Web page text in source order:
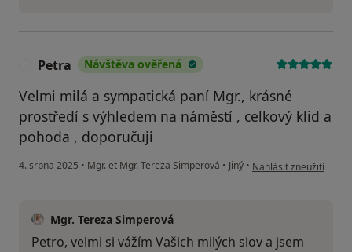
Petra Návštěva ověřená
Velmi milá a sympatická paní Mgr., krásné
prostředí s výhledem na náměstí , celkový klid a
pohoda , doporučuji
4. srpna 2025 • Mgr. et Mgr. Tereza Simperová • Jiný • podle názoru
Nahlásit zneužití
Mgr. Tereza Simperová
Petro, velmi si vážím Vašich milých slov a jsem